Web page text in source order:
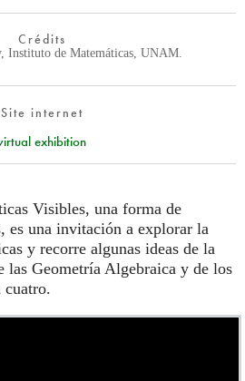
Crédits
Instituto de Matemáticas, UNAM.
Site internet
exhibition
Visibles, una forma de
es una invitación a explorar la
y recorre algunas ideas de la
las Geometría Algebraica y de los
cuatro.